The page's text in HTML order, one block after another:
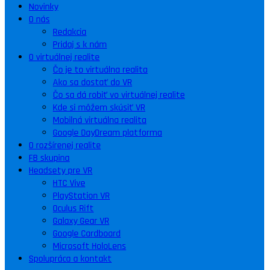
Novinky
O nás
Redakcia
Pridaj s k nám
O virtuálnej realite
Čo je to virtuálna realita
Ako sa dostať do VR
Čo sa dá robiť vo virtuálnej realite
Kde si môžem skúsiť VR
Mobilná virtuálna realita
Google DayDream platforma
O rozšírenej realite
FB skupina
Headsety pre VR
HTC Vive
PlayStation VR
Oculus Rift
Galaxy Gear VR
Google Cardboard
Microsoft HoloLens
Spolupráca a kontakt